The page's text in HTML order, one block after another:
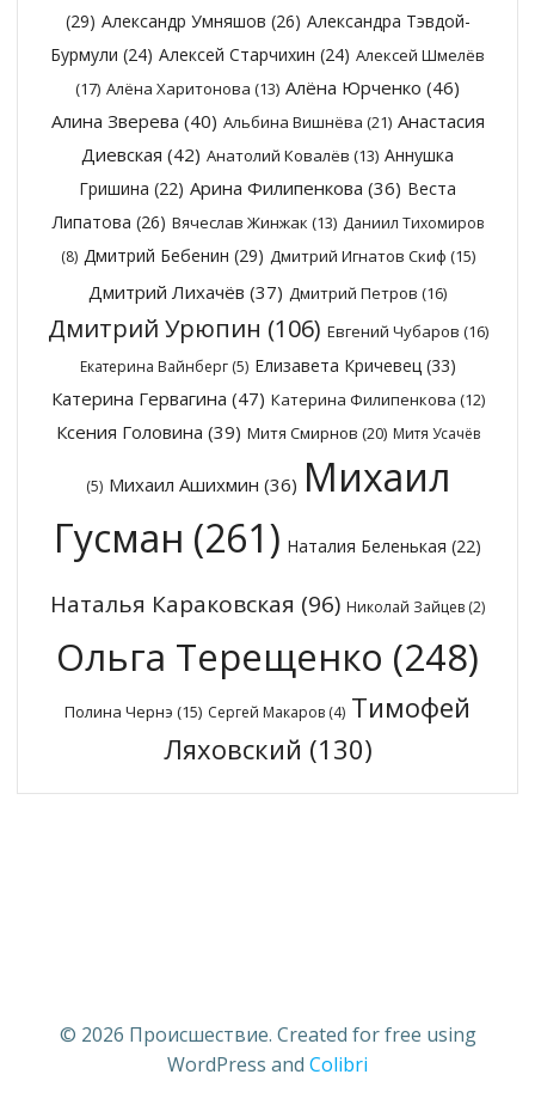
(29) Александр Умняшов (26) Александра Тэвдой-
Бурмули (24) Алексей Старчихин (24) Алексей Шмелёв
(17) Алёна Харитонова (13) Алёна Юрченко (46)
Алина Зверева (40) Альбина Вишнёва (21) Анастасия
Диевская (42) Анатолий Ковалёв (13) Аннушка
Гришина (22) Арина Филипенкова (36) Веста
Липатова (26) Вячеслав Жинжак (13) Даниил Тихомиров
(8) Дмитрий Бебенин (29) Дмитрий Игнатов Скиф (15)
Дмитрий Лихачёв (37) Дмитрий Петров (16)
Дмитрий Урюпин (106) Евгений Чубаров (16)
Екатерина Вайнберг(5) Елизавета Кричевец(33)
Катерина Гервагина (47) Катерина Филипенкова (12)
Ксения Головина (39) Митя Смирнов (20) Митя Усачёв
(5) Михаил Ашихмин (36) Михаил
Гусман (261) Наталия Беленькая (22)
Наталья Караковская (96) Николай Зайцев (2)
Ольга Терещенко (248)
Полина Чернэ (15) Сергей Макаров (4) Тимофей
Ляховский (130)
© 2026 Происшествие. Created for free using
WordPress and Colibri